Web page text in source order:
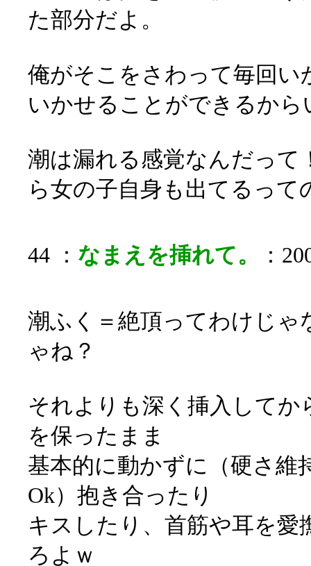
た部分だよ。
俺がそこをさわって毎回い
いかせることができるから
潮は漏れる感覚なんだっ
ら女の子自身も出てるっ
44 ： なまえを挿れて。 ：
潮ふく＝絶頂ってわけじゃ
ゃね？
それよりも深く挿入してか
を保ったまま
基本的に動かずに（硬さ維
Ok）抱き合ったり
キスしたり、首筋や耳を
ろよｗ